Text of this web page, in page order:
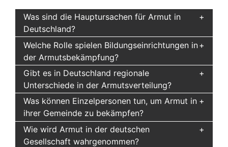
Was sind die Hauptursachen für Armut in
Deutschland?
Welche Rolle spielen Bildungseinrichtungen in
der Armutsbekämpfung?
Gibt es in Deutschland regionale
Unterschiede in der Armutsverteilung?
Was können Einzelpersonen tun, um Armut in
ihrer Gemeinde zu bekämpfen?
Wie wird Armut in der deutschen
Gesellschaft wahrgenommen?